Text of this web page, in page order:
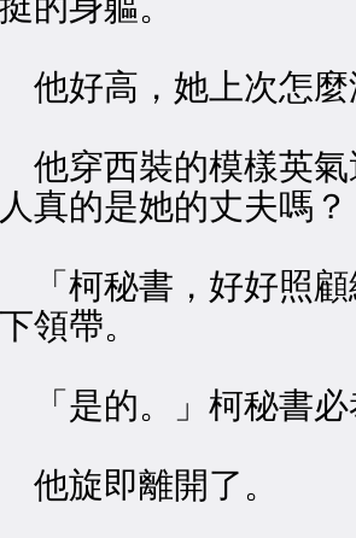
好高，她上次怎麼
穿西裝的模樣英氣
真的是她的丈夫嗎？
柯秘書，好好照顧
領帶。
是的。」柯秘書必
旋即離開了。